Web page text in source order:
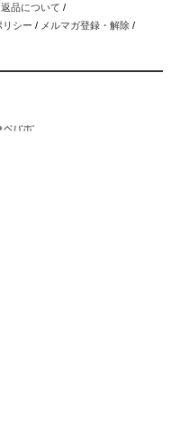
返品について /
リシー / メルマガ登録・解除 /